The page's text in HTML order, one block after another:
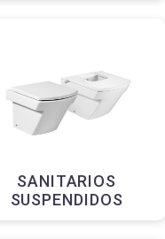
SANITARIOS
SUSPENDIDOS